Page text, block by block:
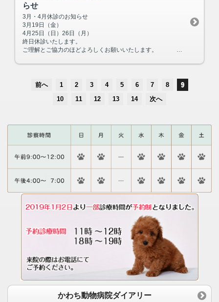
らせ
3月・4月休診のお知らせ
3月19日（金）
4月25日（日）26日（月）
終日休診いたします。
ご理解とご協力のほどよろしくお願いいたします。
前へ 1 2 3 4 5 6 7 8
9
10
11 12 13 14 次へ
かわち動物病院ダイアリー